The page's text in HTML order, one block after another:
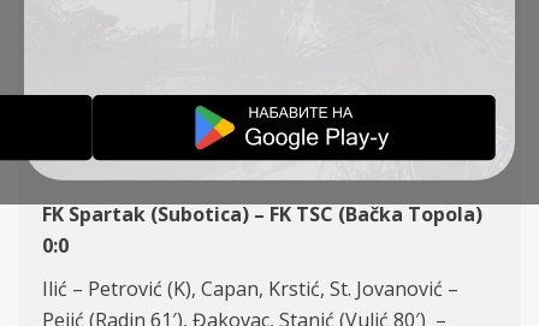
08-12-2024
FK Spartak (Subotica) – FK TSC (Bačka Topola)
0:0
Ilić – Petrović (K), Capan, Krstić, St. Jovanović –
Pejić (Radin 61′), Đakovac, Stanić (Vulić 80′) –